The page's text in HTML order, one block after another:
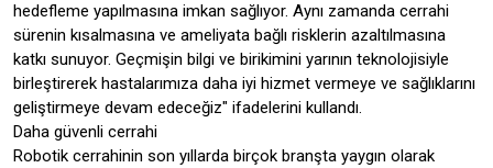
hedefleme yapılmasına imkan sağlıyor. Aynı zamanda cerrahi
sürenin kısalmasına ve ameliyata bağlı risklerin azaltılmasına
katkı sunuyor. Geçmişin bilgi ve birikimini yarının teknolojisiyle
birleştirerek hastalarımıza daha iyi hizmet vermeye ve sağlıklarını
geliştirmeye devam edeceğiz" ifadelerini kullandı.
Daha güvenli cerrahi
Robotik cerrahinin son yıllarda birçok branşta yaygın olarak